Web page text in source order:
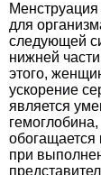
для
следующей
нижней
этого,
ускорение
является
обогащается
при